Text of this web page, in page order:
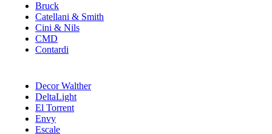
Bruck
Catellani & Smith
Cini & Nils
CMD
Contardi
Decor Walther
DeltaLight
El Torrent
Envy
Escale